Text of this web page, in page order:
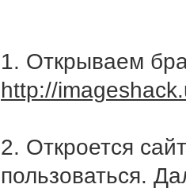
1. Открываем
http://
2. Откроется
пользоваться.